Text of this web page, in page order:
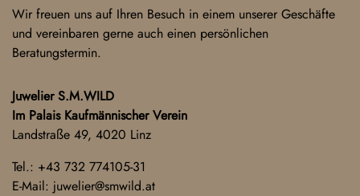
Wir freuen uns auf Ihren Besuch in einem unserer Geschäfte
und vereinbaren gerne auch einen persönlichen
Beratungstermin.
Juwelier S.M.WILD
Im Palais Kaufmännischer Verein
Landstraße 49, 4020 Linz
Tel.: +43 732 774105-31
E-Mail: juwelier@smwild.at